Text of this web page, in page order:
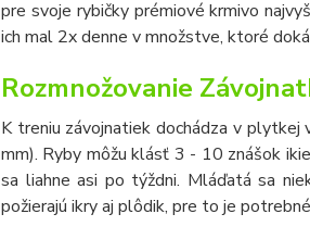
pre svoje rybičky prémiové krmivo
ich mal 2x denne v množstve, ktoré
Rozmnožovanie
K treniu závojnatiek dochádza v plytkej
mm). Ryby môžu klásť 3 - 10 znášok
sa liahne asi po týždni. Mláďatá sa
požierajú ikry aj plôdik, pre to je